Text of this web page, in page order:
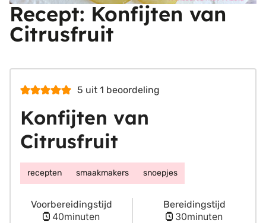
Recept: Konfijten van
Citrusfruit
5 uit 1 beoordeling
Konfijten van
Citrusfruit
recepten smaakmakers snoepjes
Voorbereidingstijd
40minuten
minuten
Bereidingstijd
30minuten
minuten